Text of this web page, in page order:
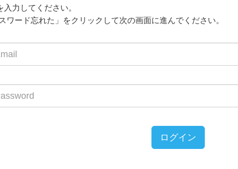
力してください。
ワード忘れた」をクリックして次の画面に進んでください。
ログイン